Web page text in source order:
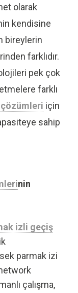
olarak
kendisine
bireylerin
farklıdır.
pek çok
farklı
için
sahip
nin
izli geçiş
parmak izi
çalışma,